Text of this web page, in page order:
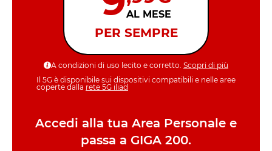
A condizioni di uso lecito e corretto. Scopri di più
Il 5G è disponibile sui dispositivi compatibili e nelle aree
coperte dalla rete 5G iliad
Accedi alla tua Area Personale e
passa a GIGA 200.